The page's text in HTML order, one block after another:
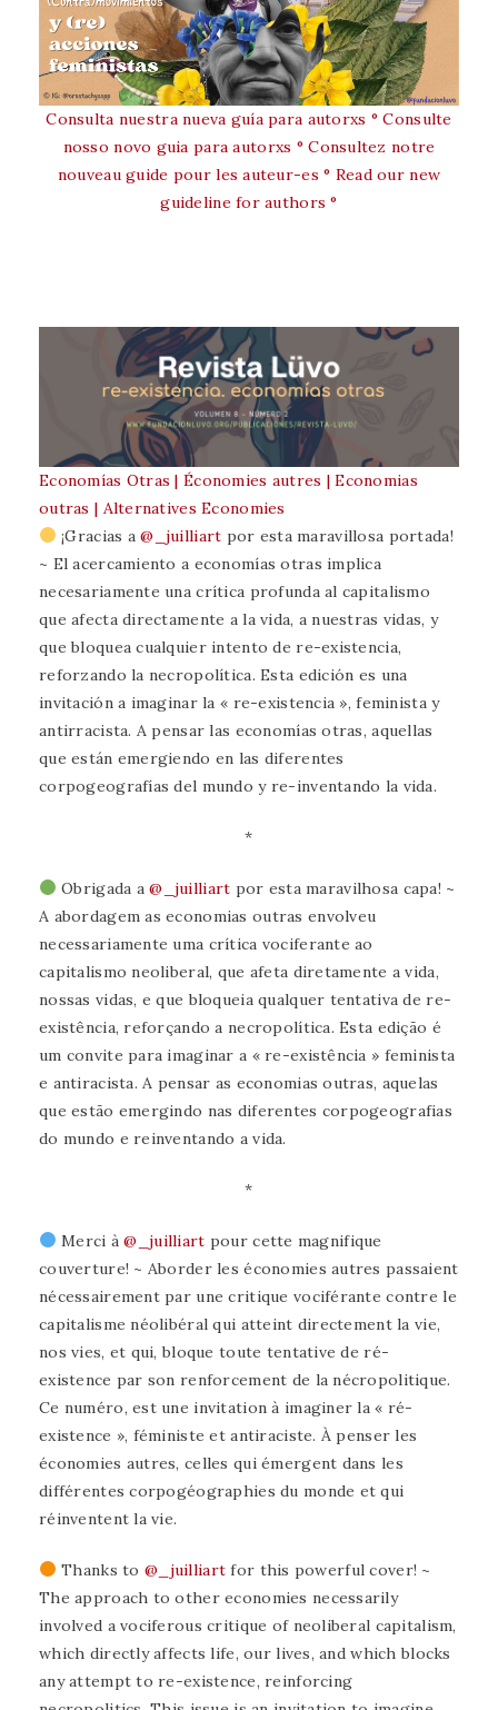
Consulta nuestra nueva guía para autorxs ° Consulte
nosso novo guia para autorxs ° Consultez notre
nouveau guide pour les auteur-es ° Read our new
guideline for authors °
Economías Otras | Économies autres | Economias
outras | Alternatives Economies
¡Gracias a@_juilliart por esta maravillosa portada!
~ El acercamiento a economías otras implica
necesariamente una crítica profunda al capitalismo
que afecta directamente a la vida, a nuestras vidas, y
que bloquea cualquier intento de re-existencia,
reforzando la necropolítica. Esta edición es una
invitación a imaginar la « re-existencia », feminista y
antirracista. A pensar las economías otras, aquellas
que están emergiendo en las diferentes
corpogeografías del mundo y re-inventando la vida.
*
Obrigada a@_juilliart por esta maravilhosa capa! ~
A abordagem as economias outras envolveu
necessariamente uma crítica vociferante ao
capitalismo neoliberal, que afeta diretamente a vida,
nossas vidas, e que bloqueia qualquer tentativa de re-
existência, reforçando a necropolítica. Esta edição é
um convite para imaginar a « re-existência » feminista
e antiracista. A pensar as economias outras, aquelas
que estão emergindo nas diferentes corpogeografias
do mundo e reinventando a vida.
*
Merci à@_juilliart pour cette magnifique
couverture! ~ Aborder les économies autres passaient
nécessairement par une critique vociférante contre le
capitalisme néolibéral qui atteint directement la vie,
nos vies, et qui, bloque toute tentative de ré-
existence par son renforcement de la nécropolitique.
Ce numéro, est une invitation à imaginer la « ré-
existence », féministe et antiraciste. À penser les
économies autres, celles qui émergent dans les
différentes corpogéographies du monde et qui
réinventent la vie.
Thanks to@_juilliart for this powerful cover! ~
The approach to other economies necessarily
involved a vociferous critique of neoliberal capitalism,
which directly affects life, our lives, and which blocks
any attempt to re-existence, reinforcing